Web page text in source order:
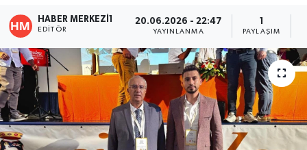
HABER MERKEZI1
EDITÖR
20.06.2026 - 22:47
YAYINLANMA
1
PAYLAŞIM
DTO
RESMİ REKLAM